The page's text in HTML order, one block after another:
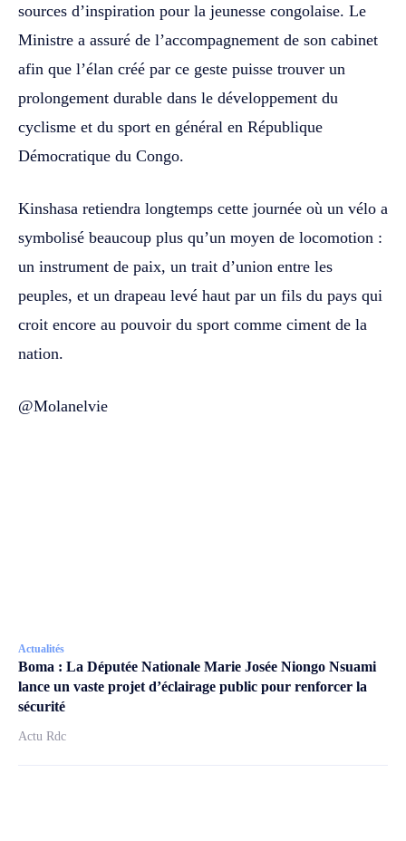
sources d’inspiration pour la jeunesse congolaise. Le
Ministre a assuré de l’accompagnement de son cabinet
afin que l’élan créé par ce geste puisse trouver un
prolongement durable dans le développement du
cyclisme et du sport en général en République
Démocratique du Congo.
Kinshasa retiendra longtemps cette journée où un vélo a
symbolisé beaucoup plus qu’un moyen de locomotion :
un instrument de paix, un trait d’union entre les
peuples, et un drapeau levé haut par un fils du pays qui
croit encore au pouvoir du sport comme ciment de la
nation.
@Molanelvie
Actualités
Boma : La Députée Nationale Marie Josée Niongo Nsuami
lance un vaste projet d’éclairage public pour renforcer la
sécurité
Actu Rdc